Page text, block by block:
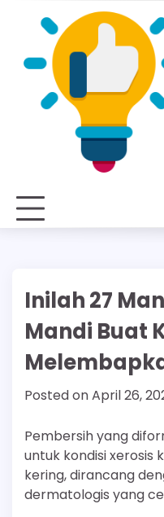
Inilah 27
Mandi Buat
Posted onApril 26,
Pembersih yang
untuk kondisi xerosis
kering, dirancang
dermatologis yang